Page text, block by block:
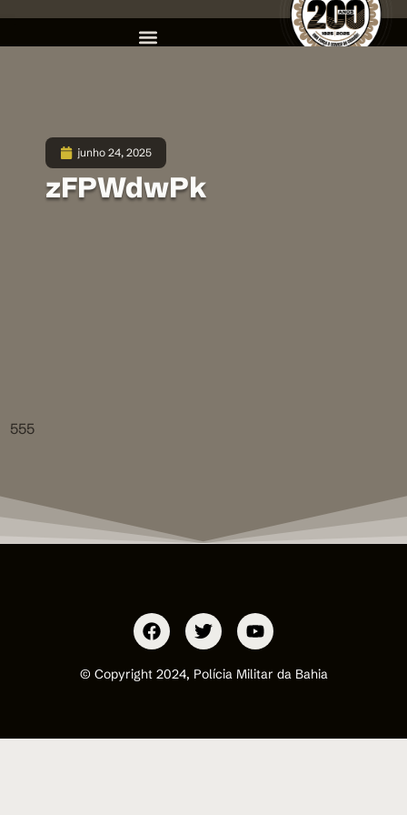
junho 24, 2025
zFPWdwPk
555
© Copyright 2024, Polícia Militar da Bahia